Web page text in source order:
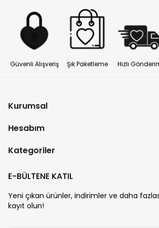
Güvenli Alışveriş Şık Paketleme Hızlı
Kurumsal
Hesabım
Kategoriler
E-BÜLTENE KATIL
Yeni çıkan ürünler, indirimler ve daha
kayıt olun!